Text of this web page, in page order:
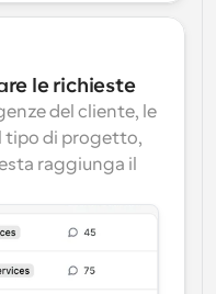
le richieste
del cliente, le
tipo di progetto,
raggiunga il